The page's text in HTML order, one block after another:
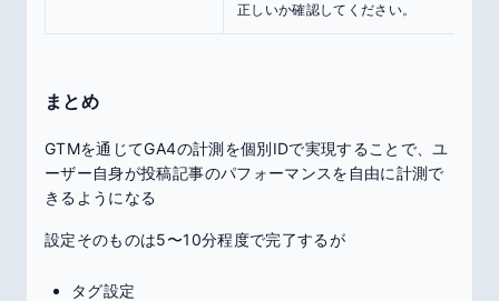
正しいか確認してください。
まとめ
GTMを通じてGA4の計測を個別IDで実現することで、ユ
ーザー自身が投稿記事のパフォーマンスを自由に計測で
きるようになる
設定そのものは5〜10分程度で完了するが
タグ設定